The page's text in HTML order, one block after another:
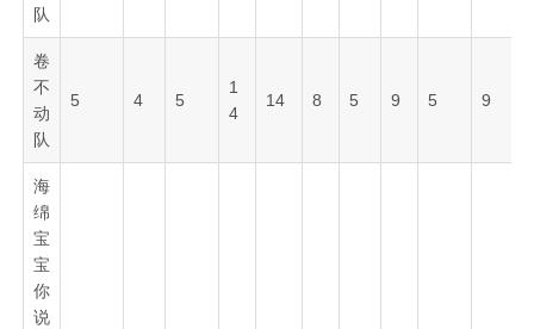
队
卷
不
动
队
5 4 5
1
4
14 8 5 9 5 9
海
绵
宝
宝
你
说